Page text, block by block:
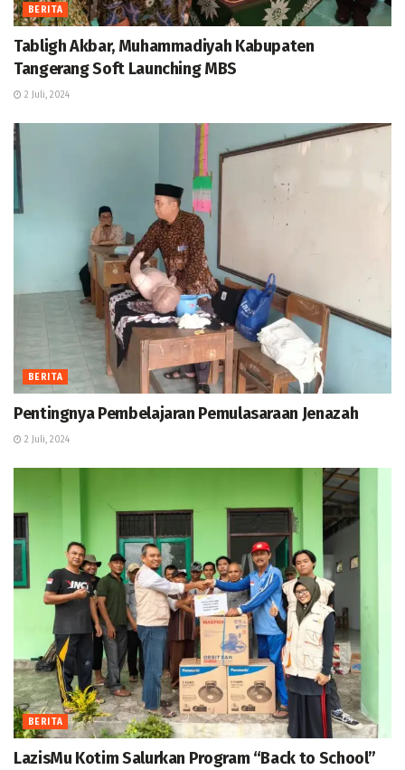
BERITA
Tabligh Akbar, Muhammadiyah Kabupaten
Tangerang Soft Launching MBS
2 Juli, 2024
BERITA
Pentingnya Pembelajaran Pemulasaraan Jenazah
2 Juli, 2024
BERITA
LazisMu Kotim Salurkan Program “Back to School”